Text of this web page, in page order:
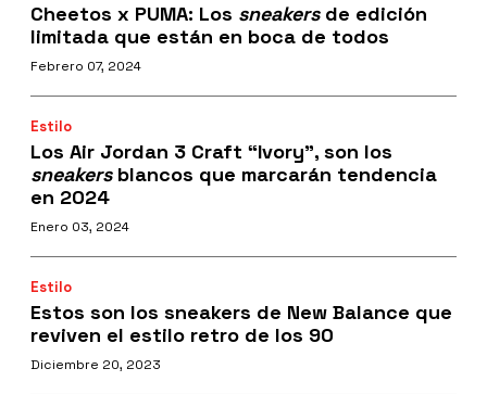
Cheetos x PUMA: Los sneakersde edición
limitada que están en boca de todos
Febrero 07, 2024
Estilo
Los Air Jordan 3 Craft “Ivory”, son los
sneakersblancos que marcarán tendencia
en 2024
Enero 03, 2024
Estilo
Estos son los sneakers de New Balance que
reviven el estilo retro de los 90
Diciembre 20, 2023